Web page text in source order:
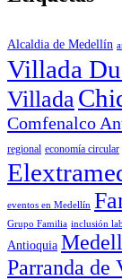
Alcaldia de Medellín
Villada
Villada
Comfenalco
regional economía circular
eventos en Medellín
Grupo Familia inclusión
Antioquia
Parranda de